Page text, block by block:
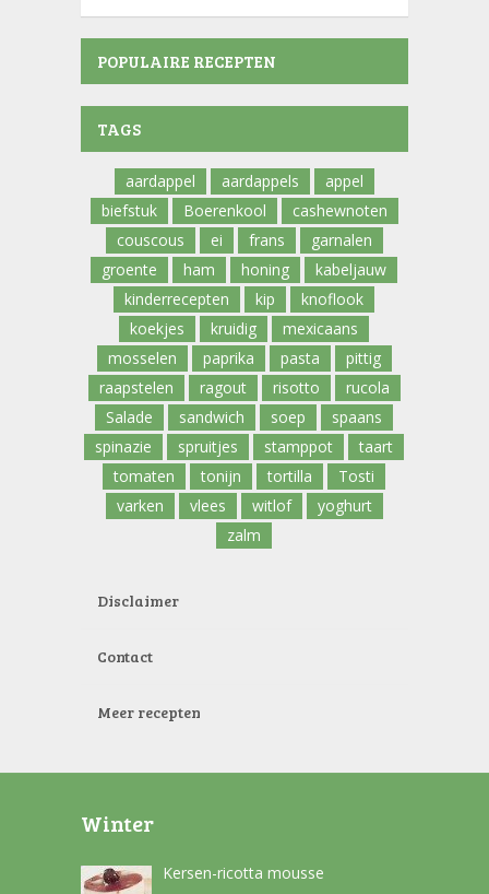
POPULAIRE RECEPTEN
TAGS
aardappel aardappels
appel
biefstuk
Boerenkool
cashewnoten
couscous
ei frans
garnalen
groente
ham honing
kabeljauw
kinderrecepten
kip
knoflook
koekjes
kruidig
mexicaans
mosselen
paprika pasta
pittig
raapstelen
ragout risotto
rucola
Salade
sandwich soep
spaans
spinazie
spruitjes stamppot
taart
tomaten
tonijn tortilla
Tosti
varken
vlees witlof
yoghurt
zalm
Disclaimer
Contact
Meer recepten
Winter
Kersen-ricotta mousse